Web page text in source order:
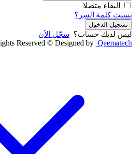
البقاء متصلا
نسيت كلمة السر؟
تسجيل الدخول
ليس لديك حساب؟ سجّل الآن
Reserved © Designed by Qeematech